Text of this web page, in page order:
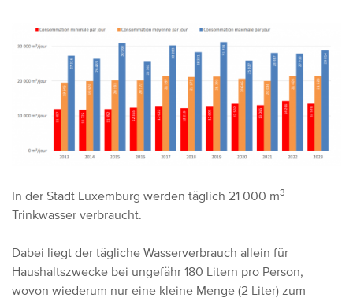
In der Stadt Luxemburg werden täglich 21 000 m3
Trinkwasser verbraucht.
Dabei liegt der tägliche Wasserverbrauch allein für
Haushaltszwecke bei ungefähr 180 Litern pro Person,
wovon wiederum nur eine kleine Menge (2 Liter) zum